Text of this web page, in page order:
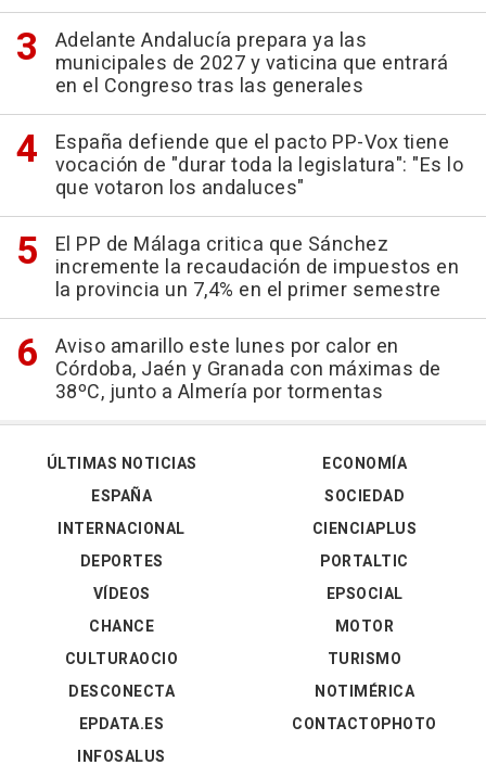
Adelante Andalucía prepara ya las
municipales de 2027 y vaticina que entrará
en el Congreso tras las generales
España defiende que el pacto PP-Vox tiene
vocación de "durar toda la legislatura": "Es lo
que votaron los andaluces"
El PP de Málaga critica que Sánchez
incremente la recaudación de impuestos en
la provincia un 7,4% en el primer semestre
Aviso amarillo este lunes por calor en
Córdoba, Jaén y Granada con máximas de
38ºC, junto a Almería por tormentas
ÚLTIMAS NOTICIAS
ESPAÑA
INTERNACIONAL
DEPORTES
VÍDEOS
ECONOMÍA
SOCIEDAD
CIENCIAPLUS
PORTALTIC
EPSOCIAL
CHANCE
CULTURAOCIO
DESCONECTA
EPDATA.ES
INFOSALUS
MOTOR
TURISMO
NOTIMÉRICA
CONTACTOPHOTO